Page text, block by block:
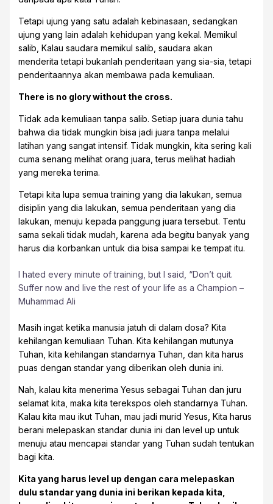
Tetapi ujung yang satu adalah kebinasaan, sedangkan
ujung yang lain adalah kehidupan yang kekal. Memikul
salib, Kalau saudara memikul salib, saudara akan
menderita tetapi bukanlah penderitaan yang sia-sia, tetapi
penderitaannya akan membawa pada kemuliaan.
There is no glory without the cross.
Tidak ada kemuliaan tanpa salib. Setiap juara dunia tahu
bahwa dia tidak mungkin bisa jadi juara tanpa melalui
latihan yang sangat intensif. Tidak mungkin, kita sering kali
cuma senang melihat orang juara, terus melihat hadiah
yang mereka terima.
Tetapi kita lupa semua training yang dia lakukan, semua
disiplin yang dia lakukan, semua penderitaan yang dia
lakukan, menuju kepada panggung juara tersebut. Tentu
sama sekali tidak mudah, karena ada begitu banyak yang
harus dia korbankan untuk dia bisa sampai ke tempat itu.
I hated every minute of training, but I said, “Don’t quit.
Suffer now and live the rest of your life as a Champion –
Muhammad Ali
Masih ingat ketika manusia jatuh di dalam dosa? Kita
kehilangan kemuliaan Tuhan. Kita kehilangan mutunya
Tuhan, kita kehilangan standarnya Tuhan, dan kita harus
puas dengan standar yang diberikan oleh dunia ini.
Nah, kalau kita menerima Yesus sebagai Tuhan dan juru
selamat kita, maka kita terekspos oleh standarnya Tuhan.
Kalau kita mau ikut Tuhan, mau jadi murid Yesus, Kita harus
berani melepaskan standar dunia ini dan level up untuk
menuju atau mencapai standar yang Tuhan sudah tentukan
bagi kita.
Kita yang harus level up dengan cara melepaskan
dulu standar yang dunia ini berikan kepada kita,